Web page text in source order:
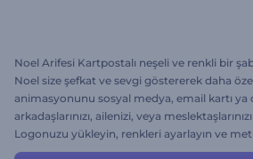
Noel Arifesi Kartpostalı neşeli ve renkli bir
Noel size şefkat ve sevgi göstererek daha
animasyonunu sosyal medya, email kartı ya
arkadaşlarınızı, ailenizi, veya
Logonuzu yükleyin, renkleri ayarlayın ve
evinizi huzur ve İsa Mesih'in neşesiyle dolsun.